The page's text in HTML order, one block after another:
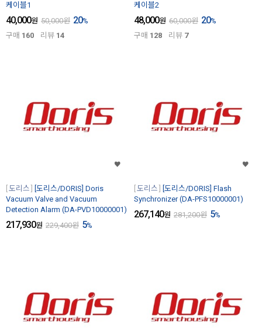
케이블1
40,000원 50,000원 20%
구매 160 리뷰 14
케이블2
48,000원 60,000원 20%
구매 128 리뷰 7
도리스
[도리스/DORIS] Doris
Vacuum Valve and Vacuum
Detection Alarm (DA-PVD10000001)
217,930원 229,400원 5%
도리스
[도리스/DORIS] Flash
Synchronizer (DA-PFS10000001)
267,140원 281,200원 5%